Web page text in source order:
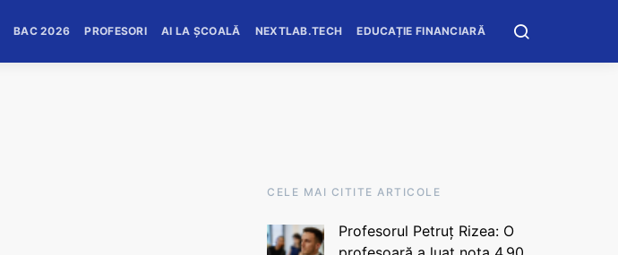
BAC 2026 PROFESORI AI LA ȘCOALĂ NEXTLAB.TECH EDUCAȚIE FINANCIARĂ
CELE MAI CITITE ARTICOLE
Profesorul Petruț Rizea: O